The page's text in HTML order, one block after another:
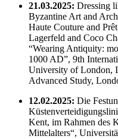
21.03.2025: Dressing
Byzantine Art and
Haute Couture and
Lagerfeld and Coco
“Wearing Antiquity:
1000 AD”, 9th
University of London,
Advanced Study,
12.02.2025: Die
Kent, im Rahmen des
Mittelalters“,